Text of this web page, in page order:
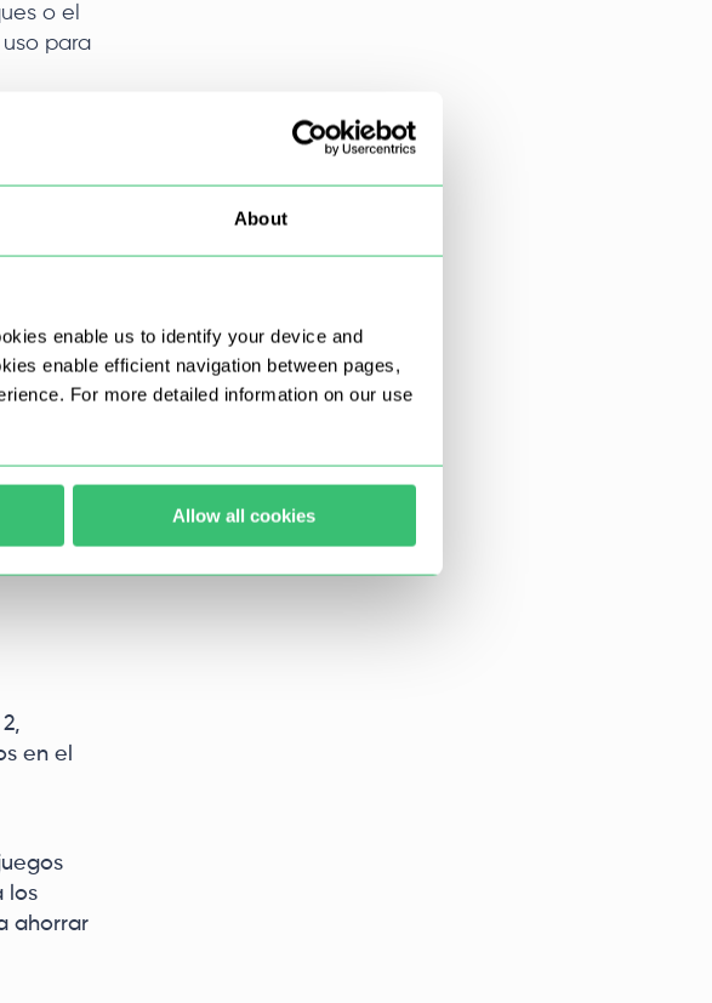
About
enable us to identify your device and
enable efficient navigation between pages,
For more detailed information on our use
Allow all cookies
o el
para
la hora
cada
los
para
de
en el
los
ahorrar